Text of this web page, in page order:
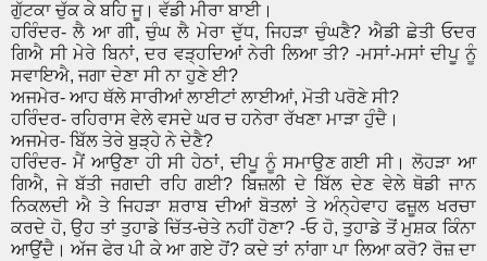
ਗੁੱਟਕਾ ਚੁੱਕ ਕੇ ਬਹਿ ਜੂ। ਵੱਡੀ ਮੀਰਾ ਬਾਈ।
ਹਰਿੰਦਰ- ਲੈ ਆ ਗੀ, ਚੁੰਘ ਲੈ ਮੇਰਾ ਦੁੱਧ, ਜਿਹੜਾ ਚੁੰਘਣੈ? ਐਡੀ ਛੇਤੀ ਓਦਰ
ਗਿਐ ਸੀ ਮੇਰੇ ਬਿਨਾਂ, ਦਰ ਵੜ੍ਹਦਿਆਂ ਨੇਰੀ ਲਿਆ ਤੀ? -ਮਸਾਂ-ਮਸਾਂ ਦੀਪੂ ਨੂੰ
ਸਵਾਇਐ, ਜਗਾ ਦੇਣਾ ਸੀ ਨਾ ਹੁਣੇ ਈ?
ਅਜਮੇਰ- ਆਹ ਥੱਲੇ ਸਾਰੀਆਂ ਲਾਈਟਾਂ ਲਾਈਆਂ, ਮੋਤੀ ਪਰੋਣੇ ਸੀ?
ਹਰਿੰਦਰ- ਰਹਿਰਾਸ ਵੇਲੇ ਵਸਦੇ ਘਰ ਚ ਹਨੇਰਾ ਰੱਖਣਾ ਮਾੜਾ ਹੁੰਦੈ।
ਅਜਮੇਰ- ਬਿੱਲ ਤੇਰੇ ਬੁੜ੍ਹੇ ਨੇ ਦੇਣੈ?
ਹਰਿੰਦਰ- ਮੈਂ ਆਉਣਾ ਹੀ ਸੀ ਹੇਠਾਂ, ਦੀਪੂ ਨੂੰ ਸਮਾਉਣ ਗਈ ਸੀ। ਲੋਹੜਾ ਆ
ਗਿਐ, ਜੇ ਬੱਤੀ ਜਗਦੀ ਰਹਿ ਗਈ? ਬਿਜ਼ਲੀ ਦੇ ਬਿੱਲ ਦੇਣ ਵੇਲੇ ਥੋਡੀ ਜਾਨ
ਨਿਕਲਦੀ ਐ ਤੇ ਜਿਹੜਾ ਸ਼ਰਾਬ ਦੀਆਂ ਬੋਤਲਾਂ ਤੇ ਅੰਨ੍ਹੇਵਾਹ ਫਜ਼ੂਲ ਖਰਚਾ
ਕਰਦੇ ਹੋ, ਉਹ ਤਾਂ ਤੁਹਾਡੇ ਚਿੱਤ-ਚੇਤੇ ਨਹੀਂ ਹੋਣਾ? -ਓ ਹੋ, ਤੁਹਾਡੇ ਤੋਂ ਮੁਸ਼ਕ ਕਿੰਨਾ
ਆਉਂਦੈ। ਅੱਜ ਫੇਰ ਪੀ ਕੇ ਆ ਗਏ ਹੋਂ? ਕਦੇ ਤਾਂ ਨਾਂਗਾ ਪਾ ਲਿਆ ਕਰੋ? ਰੋਜ਼ ਦਾ